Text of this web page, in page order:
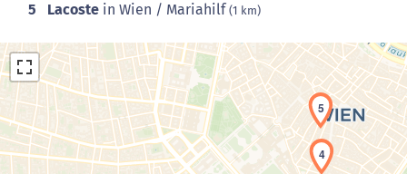
5 Lacoste in Wien / Mariahilf(1 km)
4
5